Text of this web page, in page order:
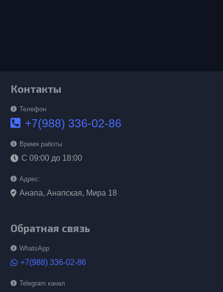
Контакты
Телефон
+7(988) 336-02-86
Время работы
С 09:00 до 18:00
Адрес:
Анапа, Анапская, Мира 18
Обратная связь
WhatsApp
+7(988) 336-02-86
Telegram канал